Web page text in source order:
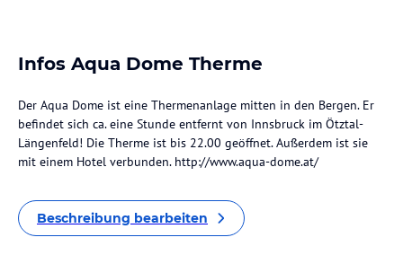
Infos Aqua Dome Therme
Der Aqua Dome ist eine Thermenanlage mitten in den Bergen. Er
befindet sich ca. eine Stunde entfernt von Innsbruck im Ötztal-
Längenfeld! Die Therme ist bis 22.00 geöffnet. Außerdem ist sie
mit einem Hotel verbunden. http://www.aqua-dome.at/
Beschreibung bearbeiten